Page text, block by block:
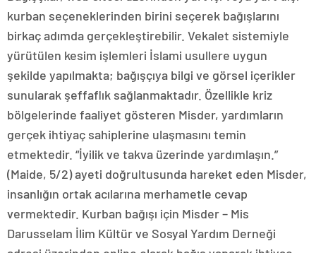
kurban seçeneklerinden birini seçerek bağışlarını
birkaç adımda gerçekleştirebilir. Vekalet sistemiyle
yürütülen kesim işlemleri İslami usullere uygun
şekilde yapılmakta; bağışçıya bilgi ve görsel içerikler
sunularak şeffaflık sağlanmaktadır. Özellikle kriz
bölgelerinde faaliyet gösteren Misder, yardımların
gerçek ihtiyaç sahiplerine ulaşmasını temin
etmektedir. “İyilik ve takva üzerinde yardımlaşın.”
(Maide, 5/2) ayeti doğrultusunda hareket eden Misder,
insanlığın ortak acılarına merhametle cevap
vermektedir. Kurban bağışı için Misder – Mis
Darusselam İlim Kültür ve Sosyal Yardım Derneği